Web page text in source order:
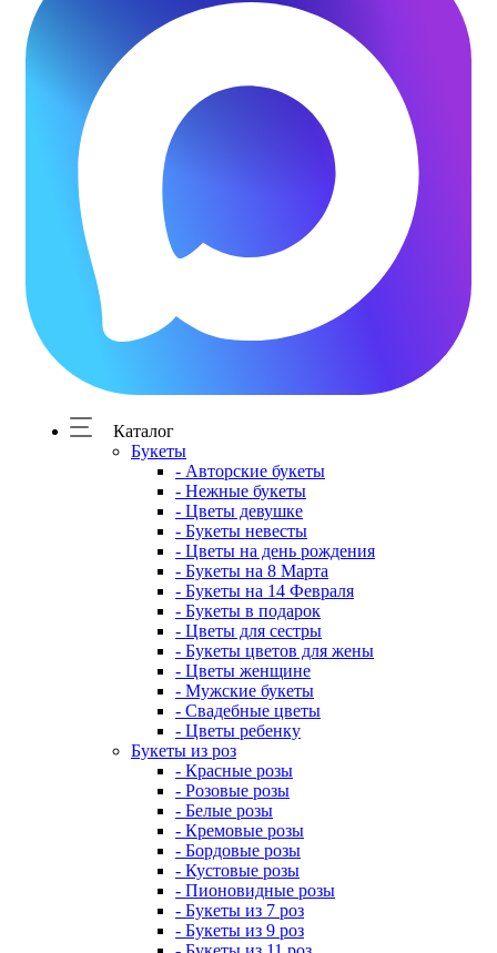
Каталог
Букеты
- Авторские букеты
- Нежные букеты
- Цветы девушке
- Букеты невесты
- Цветы на день рождения
- Букеты на 8 Марта
- Букеты на 14 Февраля
- Букеты в подарок
- Цветы для сестры
- Букеты цветов для жены
- Цветы женщине
- Мужские букеты
- Свадебные цветы
- Цветы ребенку
Букеты из роз
- Красные розы
- Розовые розы
- Белые розы
- Кремовые розы
- Бордовые розы
- Кустовые розы
- Пионовидные розы
- Букеты из 7 роз
- Букеты из 9 роз